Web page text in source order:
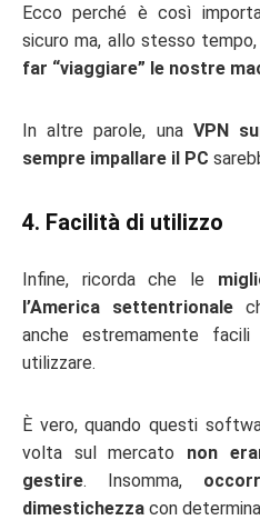
Ecco perché è così
sicuro ma, allo stesso
far “viaggiare” le nostre
In altre parole, una VPN
sempre impallare il PC
4. Facilità di utilizzo
Infine, ricorda che le
l’America settentrionale
anche estremamente
utilizzare.
È vero, quando questi
volta sul mercato non
gestire. Insomma,
dimestichezza con